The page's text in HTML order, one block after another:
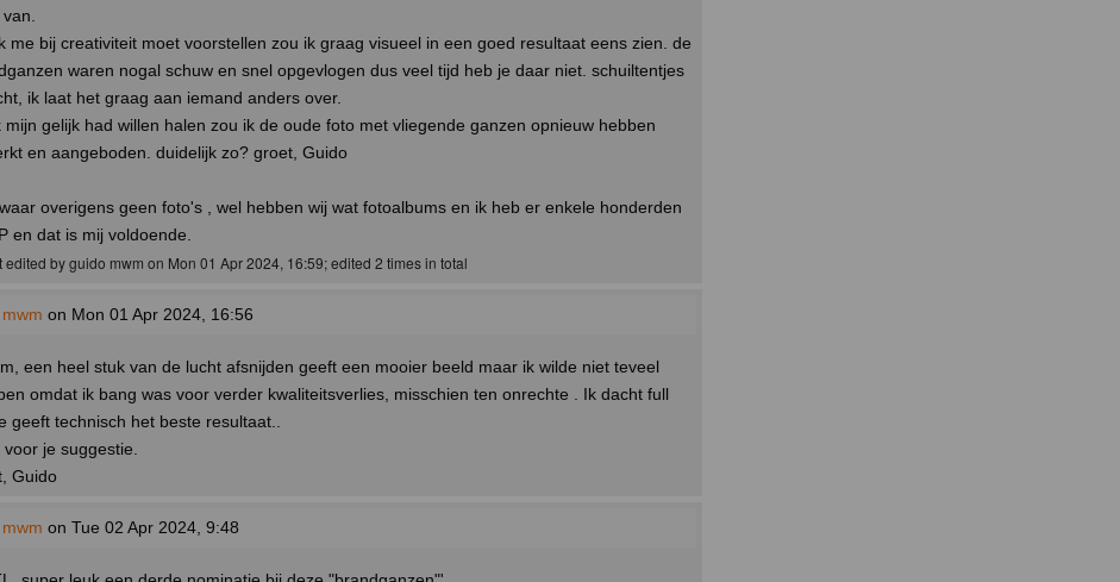
van.
me bij creativiteit moet voorstellen zou ik graag visueel in een goed resultaat eens zien. de
waren nogal schuw en snel opgevlogen dus veel tijd heb je daar niet. schuiltentjes
ik laat het graag aan iemand anders over.
mijn gelijk had willen halen zou ik de oude foto met vliegende ganzen opnieuw hebben
en aangeboden. duidelijk zo? groet, Guido
overigens geen foto's , wel hebben wij wat fotoalbums en ik heb er enkele honderden
en dat is mij voldoende.
edited by guido mwm on Mon 01 Apr 2024, 16:59; edited 2 times in total
on Mon 01 Apr 2024, 16:56
een heel stuk van de lucht afsnijden geeft een mooier beeld maar ik wilde niet teveel
omdat ik bang was voor verder kwaliteitsverlies, misschien ten onrechte . Ik dacht full
geeft technisch het beste resultaat..
voor je suggestie.
Guido
on Tue 02 Apr 2024, 9:48